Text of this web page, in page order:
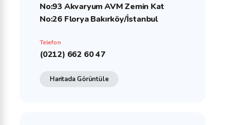
No:93 Akvaryum AVM Zemin Kat
No:26 Florya Bakırköy/İstanbul
Telefon
(0212) 662 60 47
Haritada Görüntüle